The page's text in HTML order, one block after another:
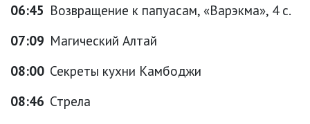
06:45 Возвращение к папуасам, «Варэкма», 4 с.
07:09 Магический Алтай
08:00 Секреты кухни Камбоджи
08:46 Стрела